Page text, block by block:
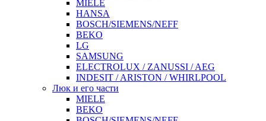
MIELE
HANSA
BOSCH/SIEMENS/NEFF
BEKO
LG
SAMSUNG
ELECTROLUX / ZANUSSI / AEG
INDESIT / ARISTON / WHIRLPOOL
Люк и его части
MIELE
BEKO